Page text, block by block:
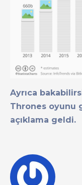
Ayrıca
Thrones oyunu
açıklama geldi.